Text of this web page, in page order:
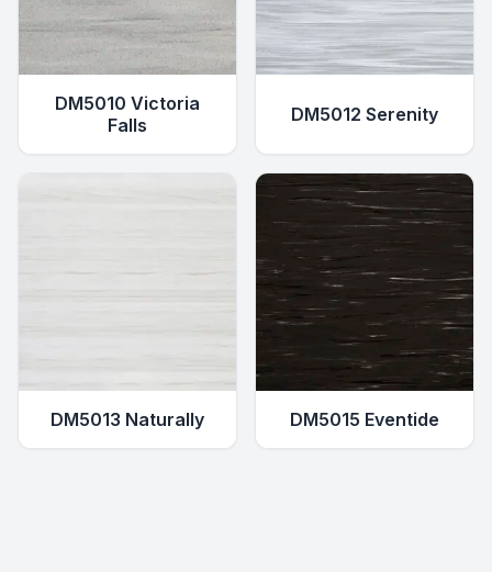
DM5010 Victoria
Falls
DM5012 Serenity
DM5013 Naturally DM5015 Eventide